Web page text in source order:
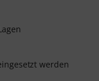
werden